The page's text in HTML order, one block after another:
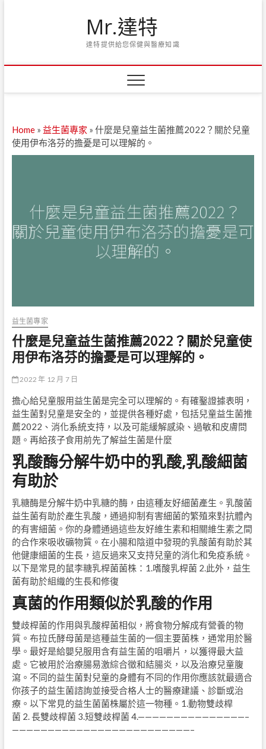
Mr.達特
達特提供給您保健與醫療知識
Home» 益生菌專家 » 什麼是兒童益生菌推薦2022？關於兒童
使用伊布洛芬的擔憂是可以理解的。
益生菌專家
什麼是兒童益生菌推薦2022？關於兒童使
用伊布洛芬的擔憂是可以理解的。
2022 年 12 月 7 日
擔心給兒童服用益生菌是完全可以理解的。有確鑿證據表明，
益生菌對兒童是安全的，並提供各種好處，包括兒童益生菌推
薦2022、消化系統支持，以及可能緩解感染、過敏和皮膚問
題。再給孩子食用前先了解益生菌是什麼
乳酸酶分解牛奶中的乳酸,乳酸細菌
有助於
乳糖酶是分解牛奶中乳糖的酶，由這種友好細菌產生。乳酸菌
益生菌有助於產生乳酸，通過抑制有害細菌的繁殖來對抗體內
的有害細菌。你的身體通過這些友好維生素和相關維生素之間
的合作來吸收礦物質。在小腸和陰道中發現的乳酸菌有助於其
他健康細菌的生長，這反過來又支持兒童的消化和免疫系統。
以下是常見的鼠李糖乳桿菌菌株：1.嗜酸乳桿菌 2.此外，益生
菌有助於組織的生長和修復
真菌的作用類似於乳酸的作用
雙歧桿菌的作用與乳酸桿菌相似，將食物分解成有營養的物
質。布拉氏酵母菌是這種益生菌的一個主要菌株，通常用於醫
學。最好是給嬰兒服用含有益生菌的咀嚼片，以獲得最大益
處。它被用於治療腸易激綜合徵和結腸炎，以及治療兒童腹
瀉。不同的益生菌對兒童的身體有不同的作用你應該就最適合
你孩子的益生菌諮詢並接受合格人士的醫療建議、診斷或治
療。以下常見的益生菌菌株屬於這一物種。1.動物雙歧桿
菌 2. 長雙歧桿菌 3.短雙歧桿菌 4.———————————————–
—————————————————————————–